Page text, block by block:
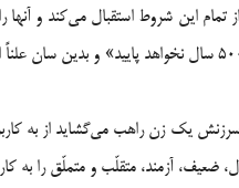
از تمام اين شروط استقبال مي‌كند و
راه يافتند، اين آيين بيش از 500 سال نخواهد
يك زن راهب مي‌گشايد از به
ضعيف، آزمند، متقلّب و متملّق را به